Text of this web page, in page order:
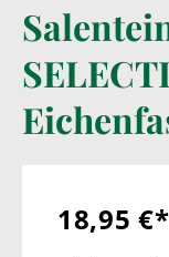
18,95 €*